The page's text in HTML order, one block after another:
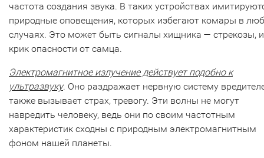
частота создания звука. В таких устройствах
природные оповещения, которых избегают комары в
случаях. Это может быть сигналы хищника — стрекозы,
крик опасности от самца.
Электромагнитное излучение действует подобно к
ультразвуку. Оно раздражает нервную систему
также вызывает страх, тревогу. Эти волны не могут
навредить человеку, ведь они по своим частотным
характеристик сходны с природным электромагнитным
фоном нашей планеты.